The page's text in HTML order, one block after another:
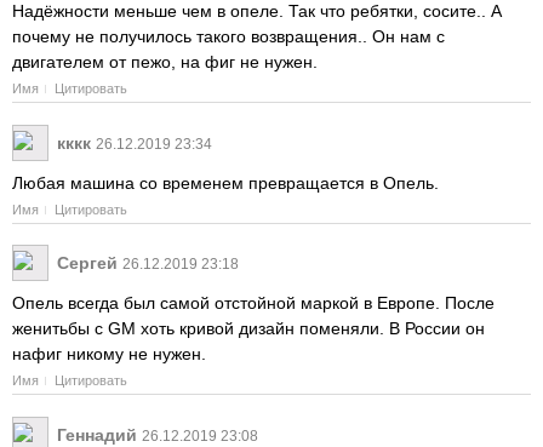
Надёжности меньше чем в опеле. Так что ребятки, сосите.. А
почему не получилось такого возвращения.. Он нам с
двигателем от пежо, на фиг не нужен.
Имя Цитировать
кккк 26.12.2019 23:34
Любая машина со временем превращается в Опель.
Имя Цитировать
Сергей 26.12.2019 23:18
Опель всегда был самой отстойной маркой в Европе. После
женитьбы с GM хоть кривой дизайн поменяли. В России он
нафиг никому не нужен.
Имя Цитировать
Геннадий 26.12.2019 23:08